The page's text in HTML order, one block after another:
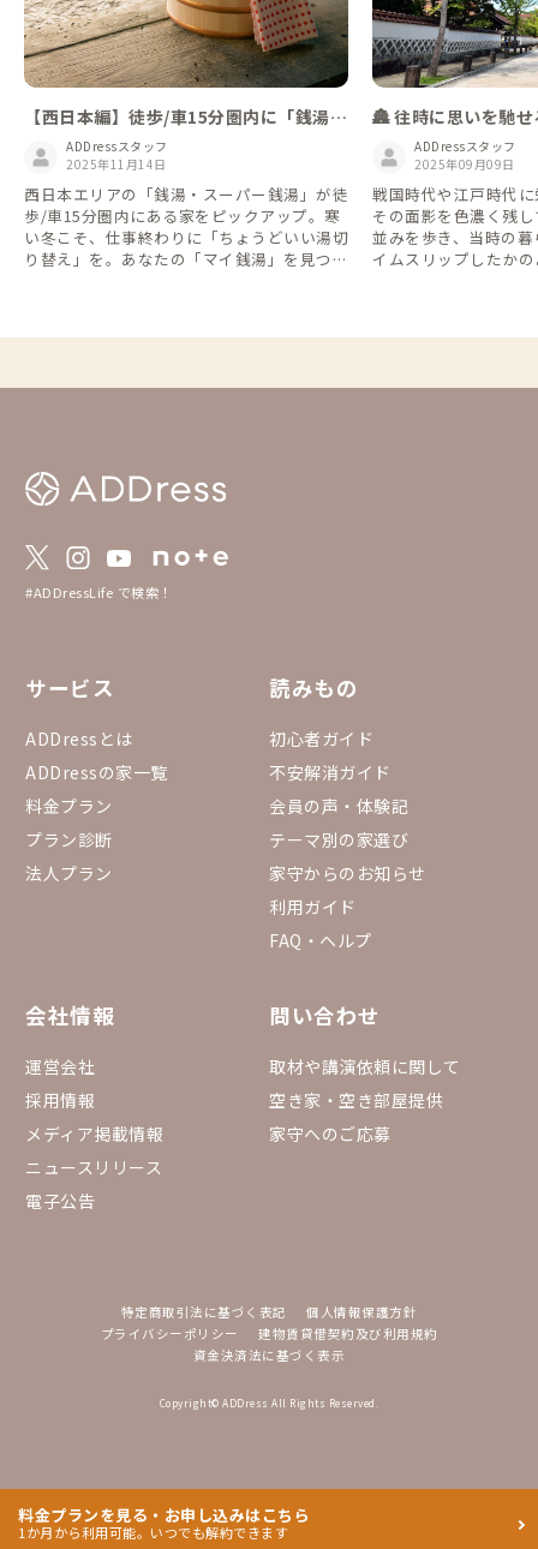
【西日本編】徒歩/車15分圏内に「銭湯」
がある家ADDressスタッフ
2025年11月14日
西日本エリアの「銭湯・スーパー銭湯」が徒
歩/車15分圏内にある家をピックアップ。寒
い冬こそ、仕事終わりに「ちょうどいい湯切
り替え」を。あなたの「マイ銭湯」を見つけ
🏯 往時に思いを馳
ADDressスタッフ
2025年09月09日
戦国時代や江戸時代
その面影を色濃く残
並みを歩き、当時の
イムスリップしたか
#ADDressLife で検索！
サービス
ADDressとは
ADDressの家一覧
料金プラン
プラン診断
法人プラン
読みもの
初心者ガイド
不安解消ガイド
会員の声・体験記
テーマ別の家選び
家守からのお知らせ
利用ガイド
FAQ・ヘルプ
会社情報
運営会社
採用情報
メディア掲載情報
ニュースリリース
電子公告
問い合わせ
取材や講演依頼に関して
空き家・空き部屋提供
家守へのご応募
特定商取引法に基づく表記
個人情報保護方針
プライバシーポリシー
建物賃貸借契約及び利用規約
資金決済法に基づく表示
Copyright© ADDress All Rights Reserved.
料金プランを見る・お申し込みはこちら
1か月から利用可能。いつでも解約できます